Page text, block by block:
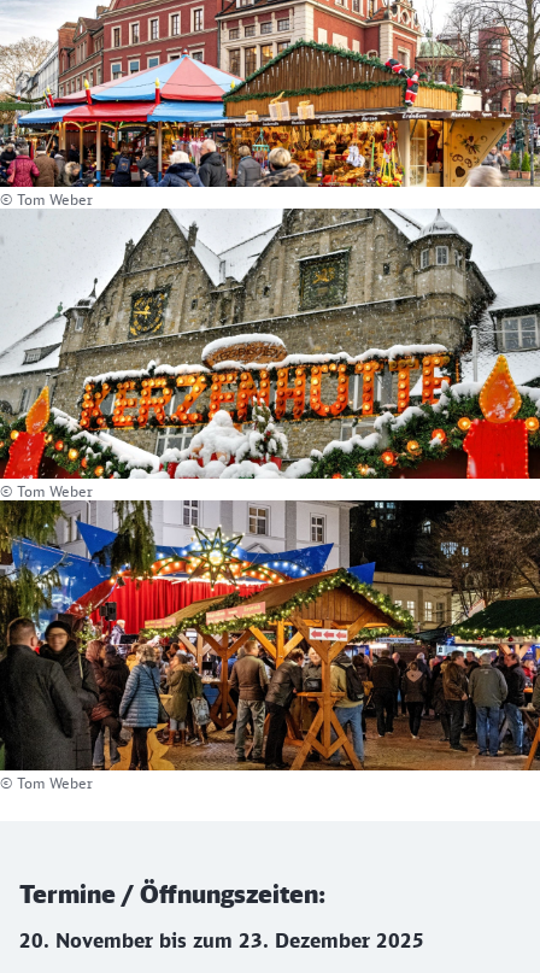
© Tom Weber
© Tom Weber
© Tom Weber
Termine / Öffnungszeiten:
20. November bis zum 23. Dezember 2025